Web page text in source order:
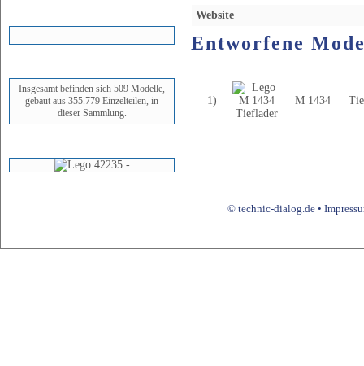
Insgesamt befinden sich 509 Modelle,
gebaut aus 355.779 Einzelteilen, in
dieser Sammlung.
Website
Entworfene
1) M 1434
© technic-dialog.de •